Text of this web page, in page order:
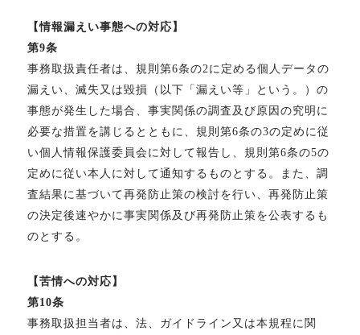
【情報漏えい事態への対応】
第9条
事務取扱責任者は、規則第6条の2に定める個人データの
漏えい、滅失又は毀損（以下「漏えい等」という。）の
事態が発生した場合、事実関係の調査及び原因の究明に
必要な措置を講じるとともに、規則第6条の3の定めに従
い個人情報保護委員会に対して報告し、規則第6条の5の
定めに従い本人に対して通知するものとする。また、調
査結果に基づいて再発防止策の検討を行い、再発防止策
の決定後速やかに事実関係及び再発防止策を公表するも
のとする。
【苦情への対応】
第10条
事務取扱担当者は、法、ガイドライン又は本規程に関